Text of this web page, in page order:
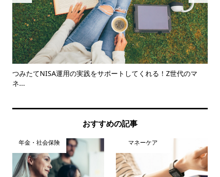
つみたてNISA運用の実践をサポートしてくれる！Z世代のマ
ネ...
おすすめの記事
年金・社会保険 マネーケア